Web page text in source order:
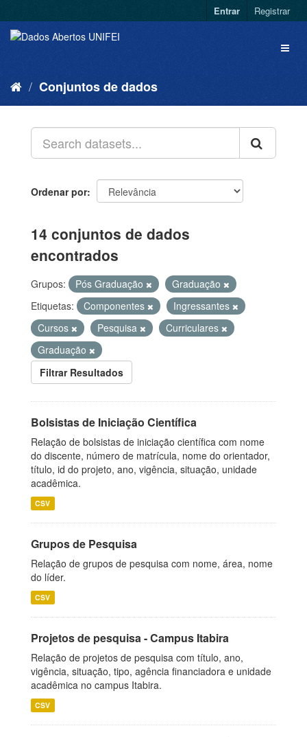
Entrar Registrar
Conjuntos de dados
Ordenar por
14 conjuntos de dados
encontrados
Grupos: Pós Graduação
Graduação
Etiquetas:
Componentes
Ingressantes
Cursos
Pesquisa
Curriculares
Graduação
Filtrar Resultados
Bolsistas de Iniciação Científica
Relação de bolsistas de iniciação científica com nome
do discente, número de matrícula, nome do orientador,
título, id do projeto, ano, vigência, situação, unidade
acadêmica.
CSV
Grupos de Pesquisa
Relação de grupos de pesquisa com nome, área, nome
do líder.
CSV
Projetos de pesquisa - Campus Itabira
Relação de projetos de pesquisa com título, ano,
vigência, situação, tipo, agência financiadora e unidade
acadêmica no campus Itabira.
CSV